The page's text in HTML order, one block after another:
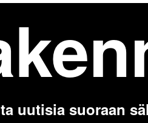
uutisia suoraan